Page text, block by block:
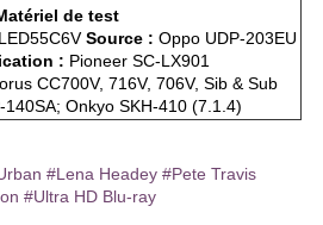
de test
Source : Oppo UDP-203EU
: Pioneer SC-LX901
CC700V, 716V, 706V, Sib & Sub
140SA; Onkyo SKH-410 (7.1.4)
#Lena Headey #Pete Travis
#Ultra HD Blu-ray